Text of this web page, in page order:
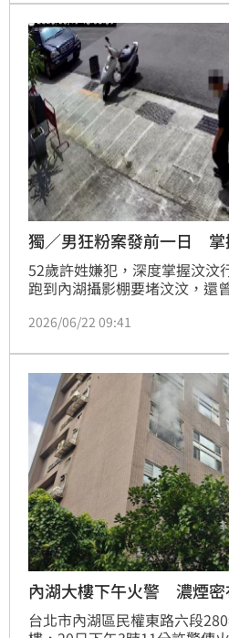
獨／男狂粉案發前一日 掌
52歲許姓嫌犯，深度掌握汶汶
跑到內湖攝影棚要堵汶汶，還
粉絲給一點私人空間，沒想到
2026/06/22 09:41
內湖大樓下午火警 濃煙密
台北市內湖區民權東路六段